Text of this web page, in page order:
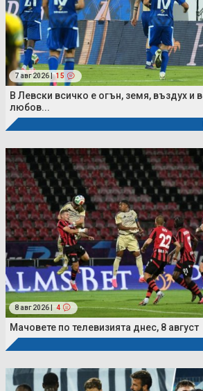
7 авг 2026 | 15
В Левски всичко е огън, земя, въздух и
любов...
8 авг 2026 | 4
Мачовете по телевизията днес, 8 август